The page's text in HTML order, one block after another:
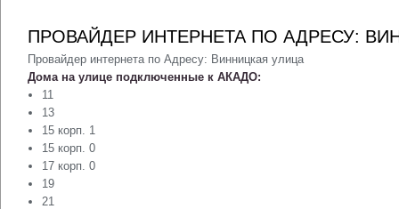
ПРОВАЙДЕР ИНТЕРНЕТА ПО АДРЕСУ:
Провайдер интернета по Адресу: Винницкая улица
Дома на улице подключенные к АКАДО:
11
13
15 корп. 1
15 корп. 0
17 корп. 0
19
21